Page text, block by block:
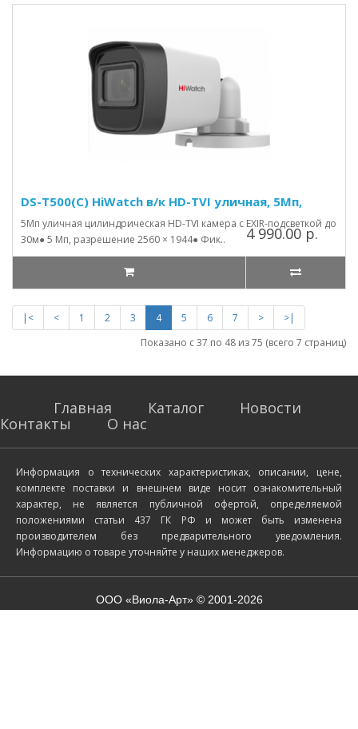
DS-T500(C) HiWatch в/к HD-TVI уличная, 5Мп,
5Мп уличная цилиндрическая HD-TVI камера с EXIR-подсветкой до
30м● 5 Мп, разрешение 2560 × 1944● Фик..
4 990.00 р.
|< < 1 2 3 4 5 6 7 >
>|
Показано с 37 по 48 из 75 (всего 7 страниц)
Главная Каталог
Новости
Контакты
О нас
Информация о технических характеристиках, описании, цене,
комплекте поставки и внешнем виде носит ознакомительный
характер, не является публичной офертой, определяемой
положениями статьи 437 ГК РФ и может быть изменена
производителем без предварительного уведомления.
Информацию о товаре уточняйте у наших менеджеров.
ООО «Виола-Арт» © 2001-2026